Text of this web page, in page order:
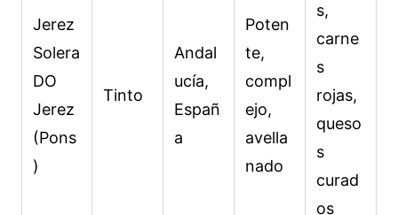
Jerez
Solera
DO
Jerez
(Pons
)
Tinto
Andal
ucía,
Españ
a
Poten
te,
compl
ejo,
avella
nado
s,
carne
s
rojas,
queso
s
curad
os